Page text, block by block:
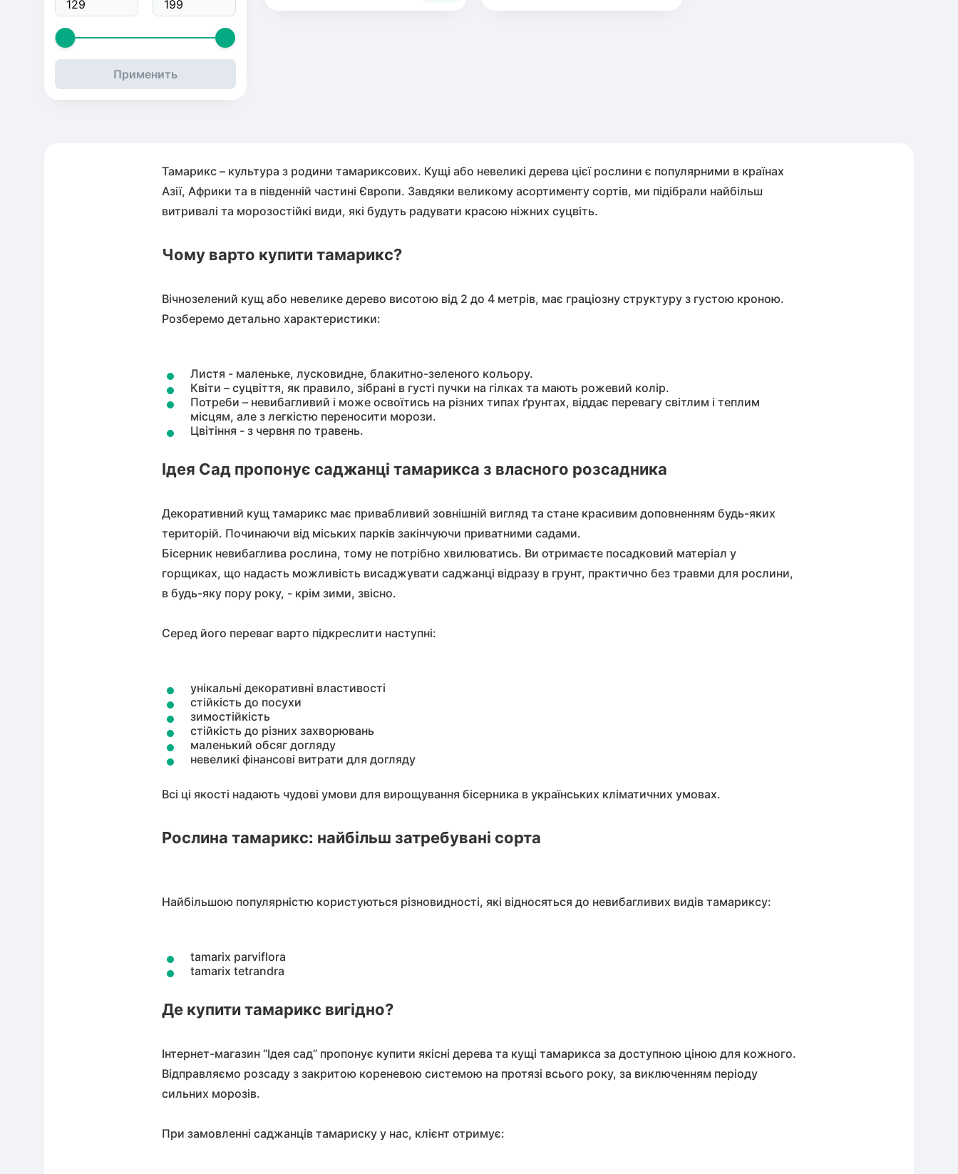
Мирт
Мушмула
Алича
Шовковиця
Обліпиха
Кизил
Диплоидная слива
Азіатська груша
Виноград
Актинідія
Ківі
Кипарисовик
Самшит
Жасмин (Чубушник)
Кизильник
(Жерновець)
Калина
Піраканта
Бузина
Применить
Тамарикс – культура з родини тамариксових. Кущі або невеликі дерева цієї рослини є популярними в країнах
Азії, Африки та в південній частині Європи. Завдяки великому асортименту сортів, ми підібрали найбільш
витривалі та морозостійкі види, які будуть радувати красою ніжних суцвіть.
Чому варто купити тамарикс?
Вічнозелений кущ або невелике дерево висотою від 2 до 4 метрів, має граціозну структуру з густою кроною.
Розберемо детально характеристики:
Листя - маленьке, лусковидне, блакитно-зеленого кольору.
Квіти – суцвіття, як правило, зібрані в густі пучки на гілках та мають рожевий колір.
Потреби – невибагливий і може освоїтись на різних типах ґрунтах, віддає перевагу світлим і теплим
місцям, але з легкістю переносити морози.
Цвітіння - з червня по травень.
Ідея Сад пропонує саджанці тамарикса з власного розсадника
Декоративний кущ тамарикс має привабливий зовнішній вигляд та стане красивим доповненням будь-яких
територій. Починаючи від міських парків закінчуючи приватними садами.
Бісерник невибаглива рослина, тому не потрібно хвилюватись. Ви отримаєте посадковий матеріал у
горщиках, що надасть можливість висаджувати саджанці відразу в грунт, практично без травми для рослини,
в будь-яку пору року, - крім зими, звісно.
Серед його переваг варто підкреслити наступні:
унікальні декоративні властивості
стійкість до посухи
зимостійкість
стійкість до різних захворювань
маленький обсяг догляду
невеликі фінансові витрати для догляду
Всі ці якості надають чудові умови для вирощування бісерника в українських кліматичних умовах.
Рослина тамарикс: найбільш затребувані сорта
Найбільшою популярністю користуються різновидності, які відносяться до невибагливих видів тамариксу:
tamarix parviflora
tamarix tetrandra
Де купити тамарикс вигідно?
Інтернет-магазин “Ідея сад” пропонує купити якісні дерева та кущі тамарикса за доступною ціною для кожного.
Відправляємо розсаду з закритою кореневою системою на протязі всього року, за виключенням періоду
сильних морозів.
При замовленні саджанців тамариску у нас, клієнт отримує: